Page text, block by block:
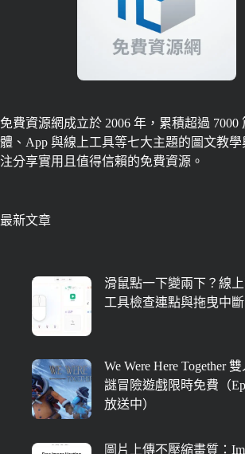
免費資源網成立於 2006 年，累積超過 7000
體、App 與線上工具等七大主題的圖文教
注分享實用且值得信賴的免費資源。
最新文章
滑鼠點一下變兩下？線
工具檢查連點與拖曳中斷
We Were Here Together
謎冒險遊戲限時免費（
放送中）
圖片上傳不壓縮畫質：